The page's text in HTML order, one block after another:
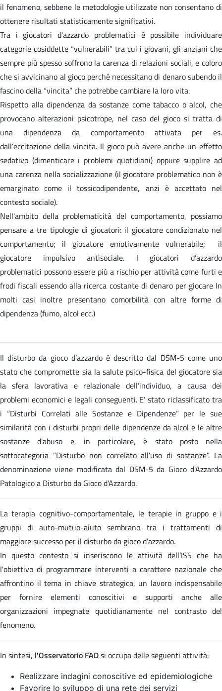
il fenomeno, sebbene le metodologie utilizzate non consentano di
ottenere risultati statisticamente significativi.
Tra i giocatori d’azzardo problematici è possibile individuare
categorie cosiddette “vulnerabili” tra cui i giovani, gli anziani che
sempre più spesso soffrono la carenza di relazioni sociali, e coloro
che si avvicinano al gioco perché necessitano di denaro subendo il
fascino della “vincita” che potrebbe cambiare la loro vita.
Rispetto alla dipendenza da sostanze come tabacco o alcol, che
provocano alterazioni psicotrope, nel caso del gioco si tratta di
una dipendenza da comportamento attivata per es.
dall’eccitazione della vincita. Il gioco può avere anche un effetto
sedativo (dimenticare i problemi quotidiani) oppure supplire ad
una carenza nella socializzazione (il giocatore problematico non è
emarginato come il tossicodipendente, anzi è accettato nel
contesto sociale).
Nell'ambito della problematicità del comportamento, possiamo
pensare a tre tipologie di giocatori: il giocatore condizionato nel
comportamento; il giocatore emotivamente vulnerabile; il
giocatore impulsivo antisociale. I giocatori d’azzardo
problematici possono essere più a rischio per attività come furti e
frodi fiscali essendo alla ricerca costante di denaro per giocare In
molti casi inoltre presentano comorbilità con altre forme di
dipendenza (fumo, alcol ecc.)
Il disturbo da gioco d’azzardo è descritto dal DSM-5 come uno
stato che compromette sia la salute psico-fisica del giocatore sia
la sfera lavorativa e relazionale dell’individuo, a causa dei
problemi economici e legali conseguenti. E’ stato riclassificato tra
i “Disturbi Correlati alle Sostanze e Dipendenze” per le sue
similarità con i disturbi propri delle dipendenze da alcol e le altre
sostanze d'abuso e, in particolare, è stato posto nella
sottocategoria “Disturbo non correlato all’uso di sostanze”. La
denominazione viene modificata dal DSM-5 da Gioco d'Azzardo
Patologico a Disturbo da Gioco d'Azzardo.
La terapia cognitivo-comportamentale, le terapie in gruppo e i
gruppi di auto-mutuo-aiuto sembrano tra i trattamenti di
maggiore successo per il disturbo da gioco d’azzardo.
In questo contesto si inseriscono le attività dell’ISS che ha
l'obiettivo di programmare interventi a carattere nazionale che
affrontino il tema in chiave strategica, un lavoro indispensabile
per fornire elementi conoscitivi e supporti anche alle
organizzazioni impegnate quotidianamente nel contrasto del
fenomeno.
In sintesi, l'Osservatorio FADsi occupa delle seguenti attività:
Realizzare indagini conoscitive ed epidemiologiche
Favorire lo sviluppo di una rete dei servizi